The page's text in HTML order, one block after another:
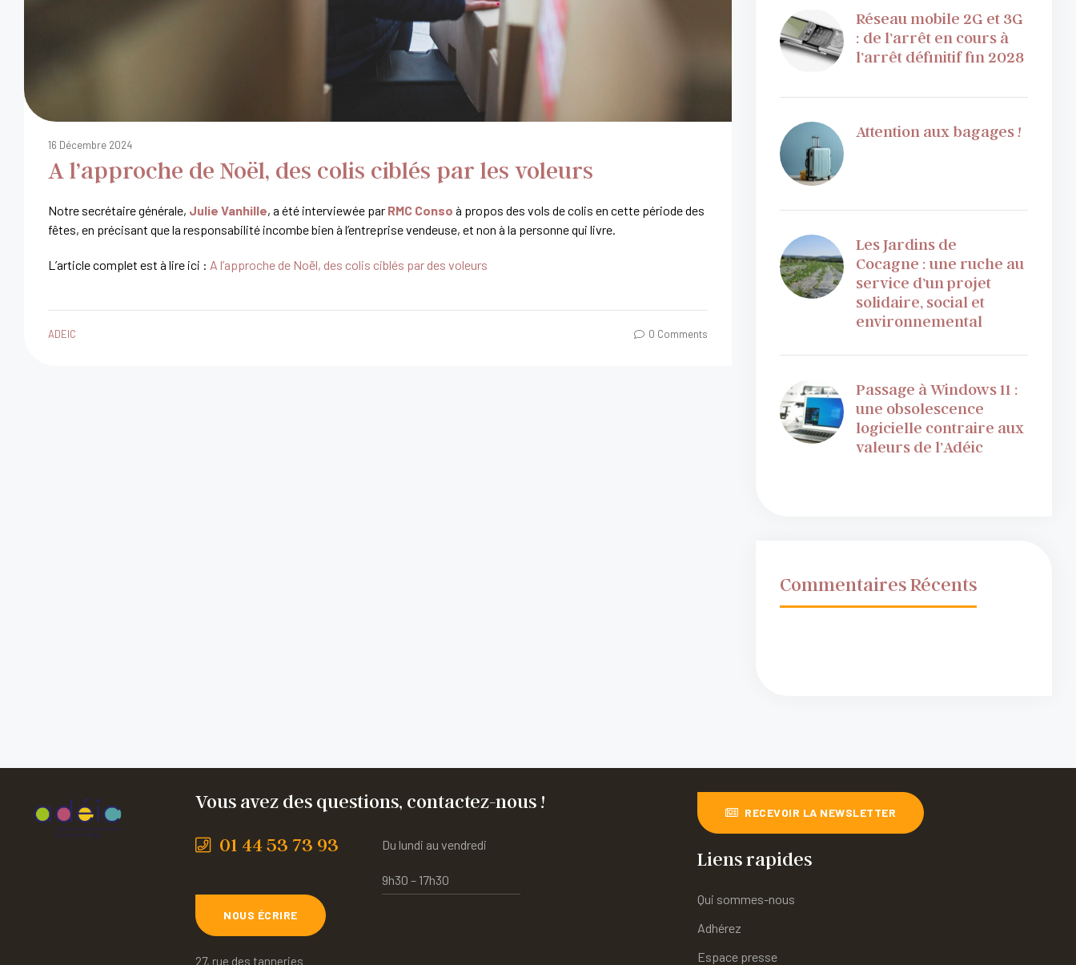
16 Décembre 2024
A l’approche de Noël, des colis ciblés par les voleurs
Notre secrétaire générale, Julie Vanhille, a été interviewée par RMC Conso à propos des vols de colis en cette période des
fêtes, en précisant que la responsabilité incombe bien à l’entreprise vendeuse, et non à la personne qui livre.
L’article complet est à lire ici : A l’approche de Noël, des colis ciblés par des voleurs
ADEIC 0 Comments
Réseau mobile 2G et 3G
: de l’arrêt en cours à
l’arrêt définitif fin 2028
Attention aux bagages !
Les Jardins de
Cocagne : une ruche au
service d’un projet
solidaire, social et
environnemental
Passage à Windows 11 :
une obsolescence
logicielle contraire aux
valeurs de l’Adéic
Commentaires Récents
Vous avez des questions, contactez-nous !
01 44 53 73 93
Du lundi au vendredi
9h30 – 17h30
NOUS ÉCRIRE
27, rue des tanneries
RECEVOIR LA NEWSLETTER
Liens rapides
Qui sommes-nous
Adhérez
Espace presse